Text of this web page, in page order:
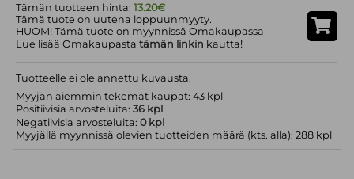
Tämän tuotteen hinta:13.20€
Tämä tuote on uutena loppuunmyyty.
HUOM! Tämä tuote on myynnissä Omakaupassa
Lue lisää Omakaupastatämän linkin kautta!
Tuotteelle ei ole annettu kuvausta.
Myyjän aiemmin tekemät kaupat: 43 kpl
Positiivisia arvosteluita:36 kpl
Negatiivisia arvosteluita:0 kpl
Myyjällä myynnissä olevien tuotteiden määrä (kts. alla): 288 kpl